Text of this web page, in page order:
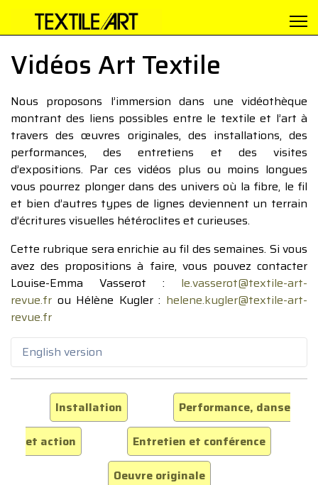
Vidéos Art Textile
Nous proposons l’immersion dans une vidéothèque
montrant des liens possibles entre le textile et l’art à
travers des œuvres originales, des installations, des
performances, des entretiens et des visites
d’expositions. Par ces vidéos plus ou moins longues
vous pourrez plonger dans des univers où la fibre, le fil
et bien d’autres types de lignes deviennent un terrain
d’écritures visuelles hétéroclites et curieuses.
Cette rubrique sera enrichie au fil des semaines. Si vous
avez des propositions à faire, vous pouvez contacter
Louise-Emma Vasserot : le.vasserot@textile-art-
revue.fr ou Hélène Kugler : helene.kugler@textile-art-
revue.fr
English version
Installation
Performance, danse
et action
Entretien et conférence
Oeuvre originale